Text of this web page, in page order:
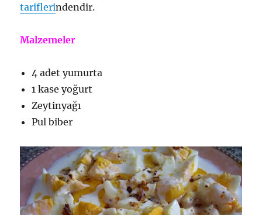
tariflerindendir.
Malzemeler
4 adet yumurta
1 kase yoğurt
Zeytinyağı
Pul biber